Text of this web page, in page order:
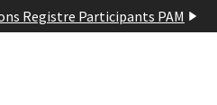
Registre Participants PAM